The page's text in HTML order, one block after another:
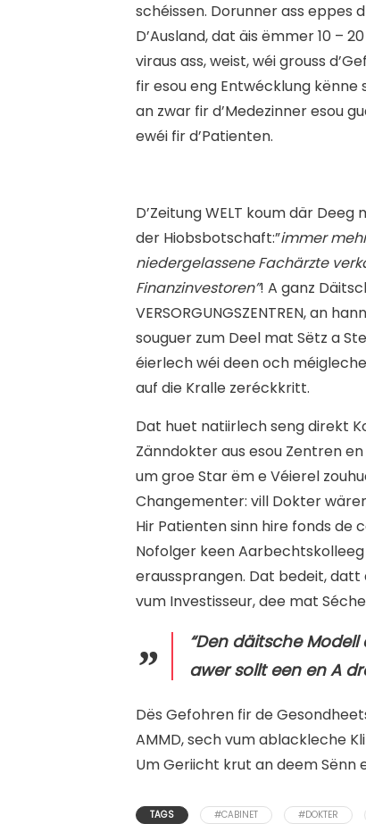
schéissen. Dorunner ass eppes
D’Ausland, dat äis ëmmer 10 –
viraus ass, weist, wéi grouss
fir esou eng Entwécklung kënne
an zwar fir d’Medezinner esou
ewéi fir d’Patienten.
D’Zeitung WELT koum där Deeg
der Hiobsbotschaft:”immer
niedergelassene Fachärzte
Finanzinvestoren”! A ganz
VERSORGUNGSZENTREN, an
souguer zum Deel mat Sëtz a
éierlech wéi deen och
auf die Kralle zeréckkritt.
Dat huet natiirlech seng direkt
Zänndokter aus esou Zentren
um groe Star ëm e Véierel
Changementer: vill Dokter
Hir Patienten sinn hire fonds de
Nofolger keen Aarbechtskolleeg
eraussprangen. Dat bedeit, datt
vum Investisseur, dee mat
“Den däitsche
awer sollt een en A
Dës Gefohren fir de
AMMD, sech vum ablackleche
Um Geriicht krut an deem Sënn
TAGS #CABINET #DOKTER